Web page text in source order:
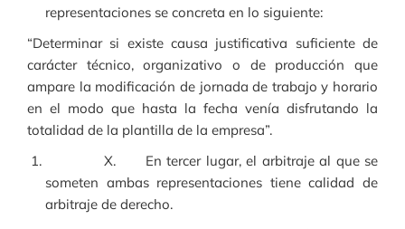
representaciones se concreta en lo siguiente:
“Determinar si existe causa justificativa suficiente de
carácter técnico, organizativo o de producción que
ampare la modificación de jornada de trabajo y horario
en el modo que hasta la fecha venía disfrutando la
totalidad de la plantilla de la empresa”.
X. En tercer lugar, el arbitraje al que se
someten ambas representaciones tiene calidad de
arbitraje de derecho.